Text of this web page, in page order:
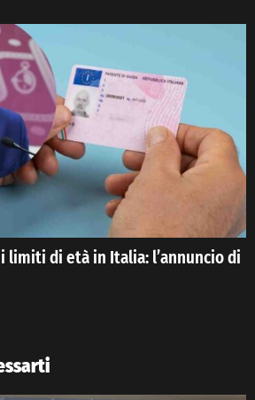
limiti di età in Italia: l’annuncio di